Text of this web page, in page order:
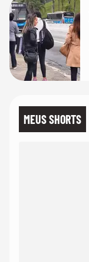
MEUS SHORTS